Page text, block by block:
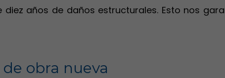
años de daños estructurales. Esto nos
obra nueva